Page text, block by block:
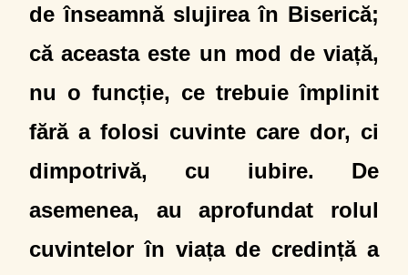
de înseamnă slujirea în Biserică;
că aceasta este un mod de viață,
nu o funcție, ce trebuie împlinit
fără a folosi cuvinte care dor, ci
dimpotrivă, cu iubire. De
asemenea, au aprofundat rolul
cuvintelor în viața de credință a